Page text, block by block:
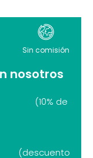
Sin comisión
nosotros
(10% de
(descuento